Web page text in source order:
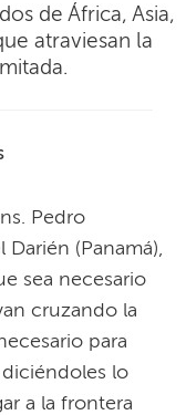
de África, Asia,
atraviesan la
Pedro
(Panamá),
sea necesario
cruzando la
para
diciéndoles lo
a la frontera